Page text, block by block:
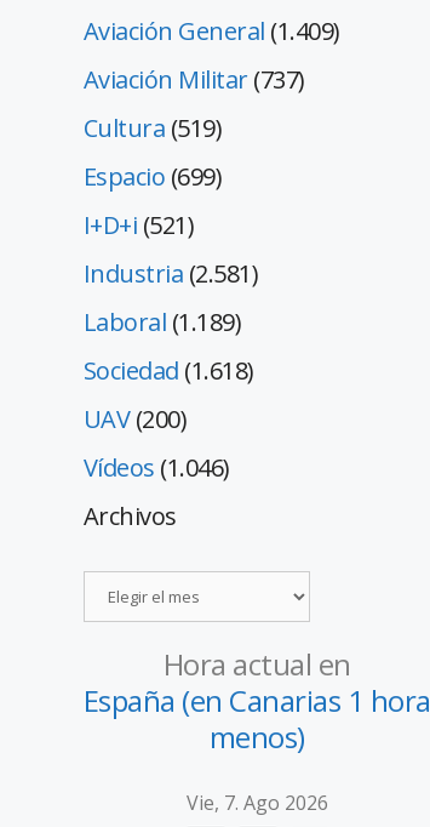
Aviación General (1.409)
Aviación Militar(737)
Cultura (519)
Espacio (699)
I+D+i (521)
Industria (2.581)
Laboral (1.189)
Sociedad (1.618)
UAV(200)
Vídeos (1.046)
Archivos
Hora actual en
España (en Canarias 1 hora
menos)